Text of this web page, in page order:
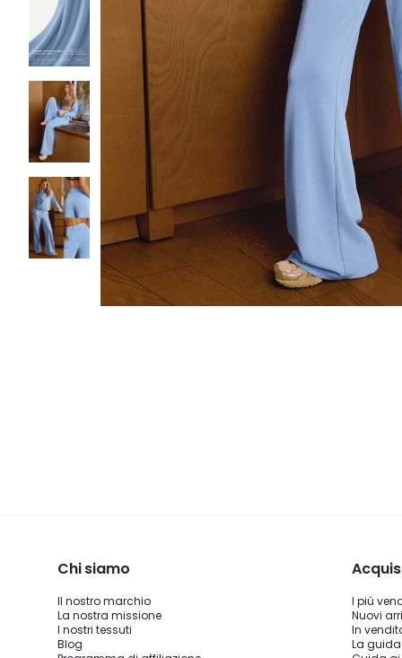
Chi siamo
Il nostro marchio
La nostra missione
I nostri tessuti
Blog
I più
Nuovi
In
La